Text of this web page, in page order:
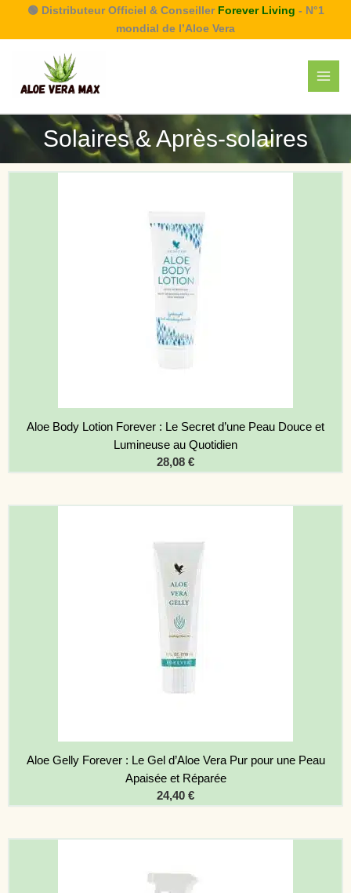
🟢 Distributeur Officiel & Conseiller Forever Living - N°1
mondial de l’Aloe Vera
Solaires & Après-solaires
Aloe Body Lotion Forever : Le Secret d’une Peau Douce et
Lumineuse au Quotidien
28,08 €
Aloe Gelly Forever : Le Gel d’Aloe Vera Pur pour une Peau
Apaisée et Réparée
24,40 €